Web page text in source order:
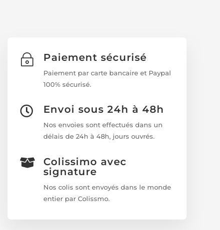
~ Paiement sécurisé
Paiement par carte bancaire et Paypal
100% sécurisé.
 Envoi sous 24h à 48h
Nos envoies sont effectués dans un
délais de 24h à 48h, jours ouvrés.

Colissimo avec
signature
Nos colis sont envoyés dans le monde
entier par Colissmo.